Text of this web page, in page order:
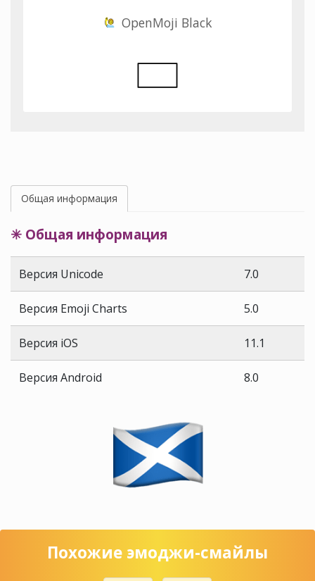
OpenMoji Black
Общая информация
✳ Общая информация
Версия Unicode 7.0
Версия Emoji Charts 5.0
Версия iOS 11.1
Версия Android 8.0
Похожие эмоджи-смайлы